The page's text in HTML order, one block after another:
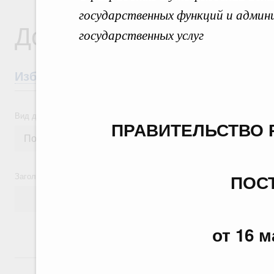
государственных функций и
государственных услуг
от 16
Документы
Избранные документы со справками к
Вид документа
Заголовок или текст документа